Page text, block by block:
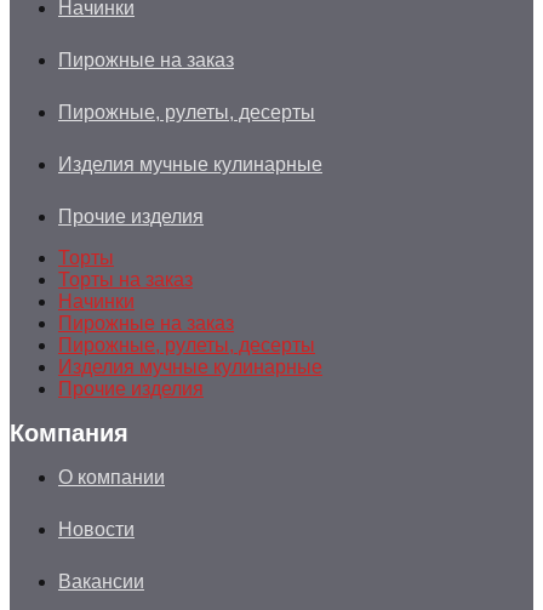
Начинки
Пирожные на заказ
Пирожные, рулеты, десерты
Изделия мучные кулинарные
Прочие изделия
Торты
Торты на заказ
Начинки
Пирожные на заказ
Пирожные, рулеты, десерты
Изделия мучные кулинарные
Прочие изделия
Компания
О компании
Новости
Вакансии